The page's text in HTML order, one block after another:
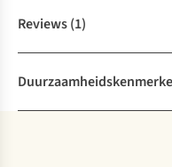
Reviews(1)